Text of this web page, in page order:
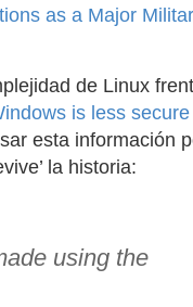
as a Major
de Linux
is less secure
esta información
la historia:
using the